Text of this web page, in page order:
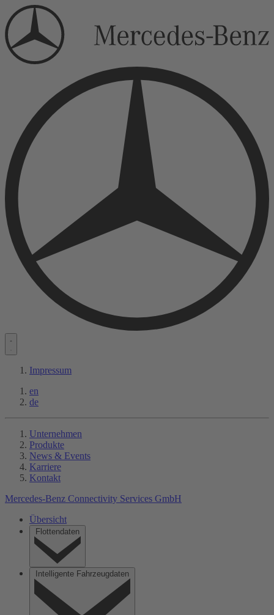
Impressum
en
de
Unternehmen
Produkte
News & Events
Karriere
Kontakt
Mercedes-Benz Connectivity Services GmbH
Übersicht
Flottendaten
Intelligente Fahrzeugdaten